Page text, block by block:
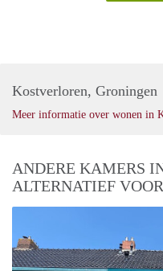
Kostverloren, Groningen
Meer informatie over wonen in
ANDERE KAMERS
ALTERNATIEF